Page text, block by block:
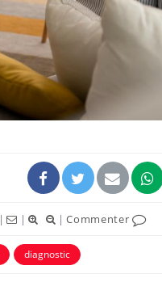
| | |Commenter
diagnostic